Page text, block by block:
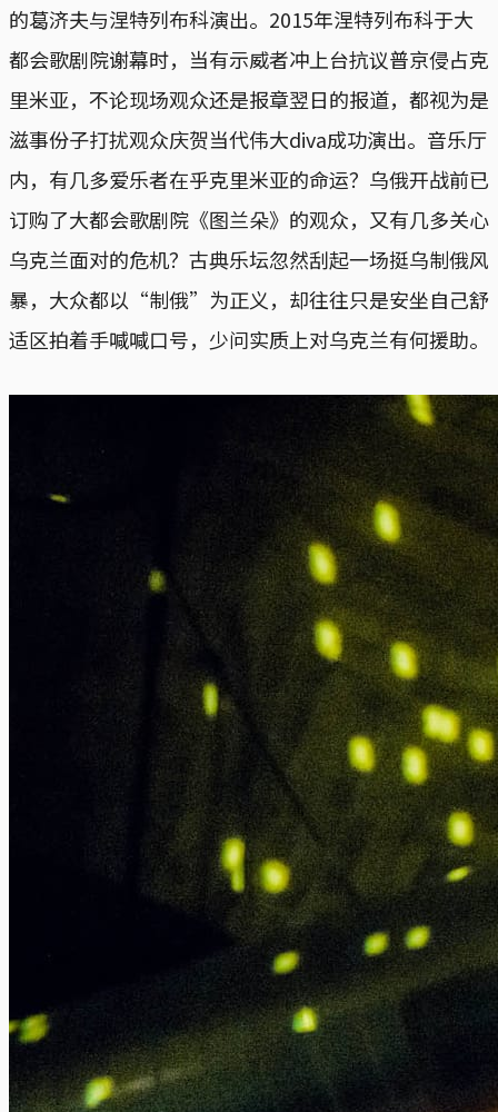
的葛济夫与涅特列布科演出。2015年涅特列布科于大
都会歌剧院谢幕时，当有示威者冲上台抗议普京侵占克
里米亚，不论现场观众还是报章翌日的报道，都视为是
滋事份子打扰观众庆贺当代伟大diva成功演出。音乐厅
内，有几多爱乐者在乎克里米亚的命运？乌俄开战前已
订购了大都会歌剧院《图兰朵》的观众，又有几多关心
乌克兰面对的危机？古典乐坛忽然刮起一场挺乌制俄风
暴，大众都以“制俄”为正义，却往往只是安坐自己舒
适区拍着手喊喊口号，少问实质上对乌克兰有何援助。